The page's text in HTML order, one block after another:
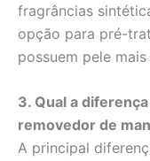
fragrâncias
opção para pré-
possuem pele mais
3. Qual a
removedor de
A principal